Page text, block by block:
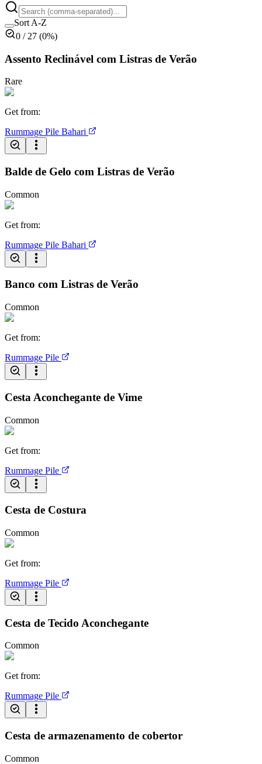
Sort A-Z
0 / 27 (0%)
Assento Reclinável com Listras de Verão
Rare
Get from:
Rummage Pile Bahari
Balde de Gelo com Listras de Verão
Common
Get from:
Rummage Pile Bahari
Banco com Listras de Verão
Common
Get from:
Rummage Pile
Cesta Aconchegante de Vime
Common
Get from:
Rummage Pile
Cesta de Costura
Common
Get from:
Rummage Pile
Cesta de Tecido Aconchegante
Common
Get from:
Rummage Pile
Cesta de armazenamento de cobertor
Common